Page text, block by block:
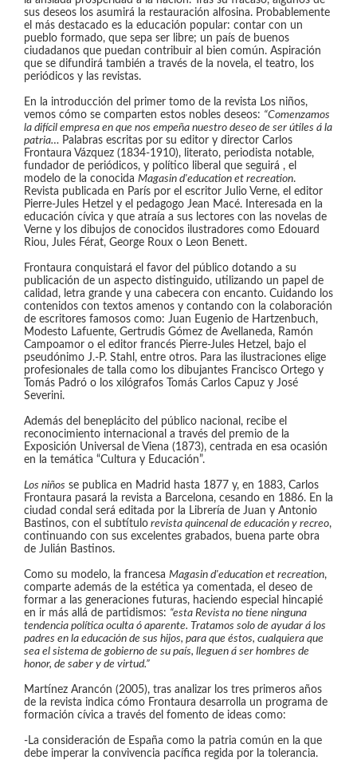
sus deseos los asumirá la restauración alfosina. Probablemente
el más destacado es la educación popular: contar con un
pueblo formado, que sepa ser libre; un país de buenos
ciudadanos que puedan contribuir al bien común. Aspiración
que se difundirá también a través de la novela, el teatro, los
periódicos y las revistas.
En la introducción del primer tomo de la revista Los niños,
vemos cómo se comparten estos nobles deseos: “Comenzamos
la difícil empresa en que nos empeña nuestro deseo de ser útiles á la
patria… Palabras escritas por su editor y director Carlos
Frontaura Vázquez (1834-1910), literato, periodista notable,
fundador de periódicos, y político liberal que seguirá , el
modelo de la conocida Magasin d'education et recreation.
Revista publicada en París por el escritor Julio Verne, el editor
Pierre-Jules Hetzel y el pedagogo Jean Macé. Interesada en la
educación cívica y que atraía a sus lectores con las novelas de
Verne y los dibujos de conocidos ilustradores como Edouard
Riou, Jules Férat, George Roux o Leon Benett.
Frontaura conquistará el favor del público dotando a su
publicación de un aspecto distinguido, utilizando un papel de
calidad, letra grande y una cabecera con encanto. Cuidando los
contenidos con textos amenos y contando con la colaboración
de escritores famosos como: Juan Eugenio de Hartzenbuch,
Modesto Lafuente, Gertrudis Gómez de Avellaneda, Ramón
Campoamor o el editor francés Pierre-Jules Hetzel, bajo el
pseudónimo J.-P. Stahl, entre otros. Para las ilustraciones elige
profesionales de talla como los dibujantes Francisco Ortego y
Tomás Padró o los xilógrafos Tomás Carlos Capuz y José
Severini.
Además del beneplácito del público nacional, recibe el
reconocimiento internacional a través del premio de la
Exposición Universal de Viena (1873), centrada en esa ocasión
en la temática “Cultura y Educación”.
Los niños se publica en Madrid hasta 1877 y, en 1883, Carlos
Frontaura pasará la revista a Barcelona, cesando en 1886. En la
ciudad condal será editada por la Librería de Juan y Antonio
Bastinos, con el subtítulo revista quincenal de educación y recreo,
continuando con sus excelentes grabados, buena parte obra
de Julián Bastinos.
Como su modelo, la francesa Magasin d'education et recreation,
comparte además de la estética ya comentada, el deseo de
formar a las generaciones futuras, haciendo especial hincapié
en ir más allá de partidismos: “esta Revista no tiene ninguna
tendencia política oculta ó aparente. Tratamos solo de ayudar á los
padres en la educación de sus hijos, para que éstos, cualquiera que
sea el sistema de gobierno de su país, lleguen á ser hombres de
honor, de saber y de virtud.”
Martínez Arancón (2005), tras analizar los tres primeros años
de la revista indica cómo Frontaura desarrolla un programa de
formación cívica a través del fomento de ideas como:
-La consideración de España como la patria común en la que
debe imperar la convivencia pacífica regida por la tolerancia.